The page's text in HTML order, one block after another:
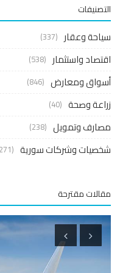
وعقار (337)
واستثمار (538)
ومعارض (846)
وصحة (40)
وتمويل (238)
وشركات سورية (271)
مقترحة